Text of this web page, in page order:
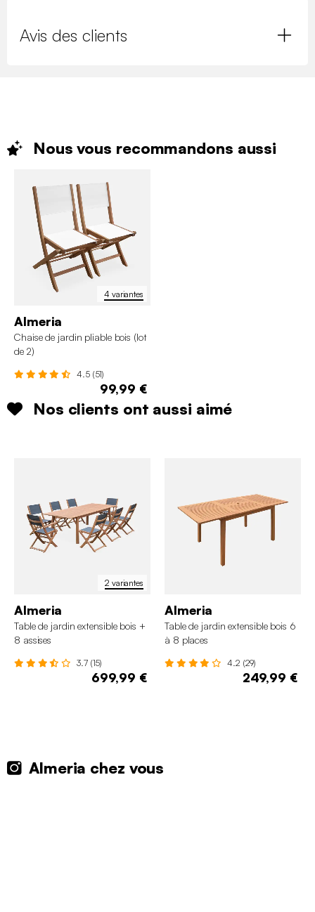
Avis des clients
Nous vous recommandons aussi
4 variantes
Almeria
Chaise de jardin pliable bois (lot
de 2)
4.5 (51)
99,99 €
Nos clients ont aussi aimé
2 variantes
Almeria
Table de jardin extensible bois +
8 assises
3.7 (15)
699,99 €
Almeria
Table de jardin extensible bois 6
à 8 places
4.2 (29)
249,99 €
Almeria chez vous